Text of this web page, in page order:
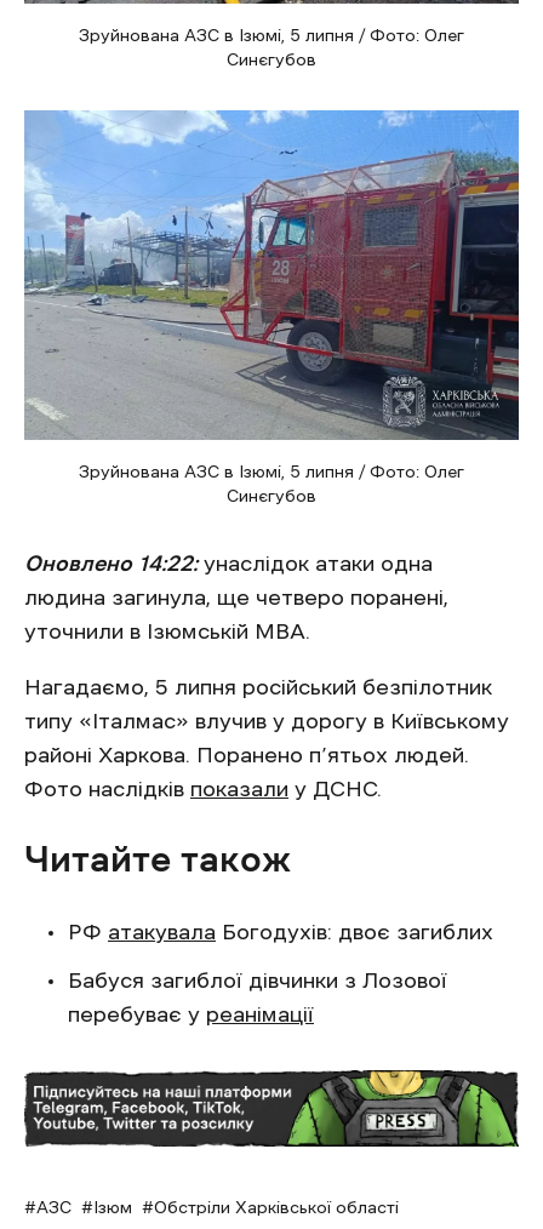
Зруйнована АЗС в Ізюмі, 5 липня / Фото: Олег
Синєгубов
Зруйнована АЗС в Ізюмі, 5 липня / Фото: Олег
Синєгубов
Оновлено 14:22:унаслідок атаки одна
людина загинула, ще четверо поранені,
уточнили в Ізюмській МВА.
Нагадаємо, 5 липня російський безпілотник
типу «Італмас» влучив у дорогу в Київському
районі Харкова. Поранено п’ятьох людей.
Фото наслідків показали у ДСНС.
Читайте також
РФ атакувала Богодухів: двоє загиблих
Бабуся загиблої дівчинки з Лозової
перебуває у реанімації
АЗС Ізюм
Обстріли Харківської області